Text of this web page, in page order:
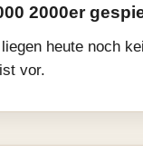
2000er
heute noch
vor.